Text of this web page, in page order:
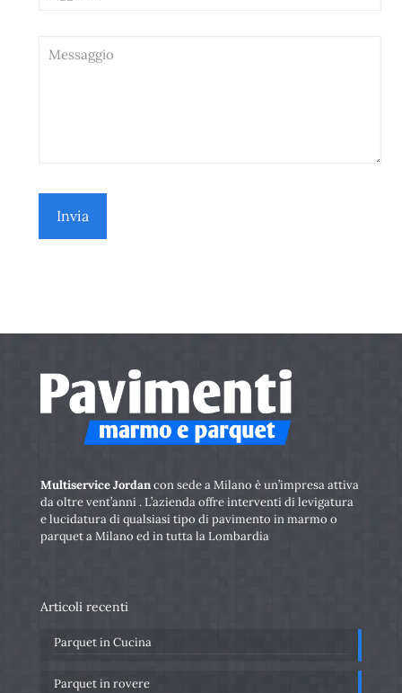
Multiservice Jordancon sede a Milano è un’impresa attiva
da oltre vent’anni . L’azienda offre interventi di levigatura
e lucidatura di qualsiasi tipo di pavimento in marmo o
parquet a Milano ed in tutta la Lombardia
Articoli recenti
Parquet in Cucina
Parquet in rovere